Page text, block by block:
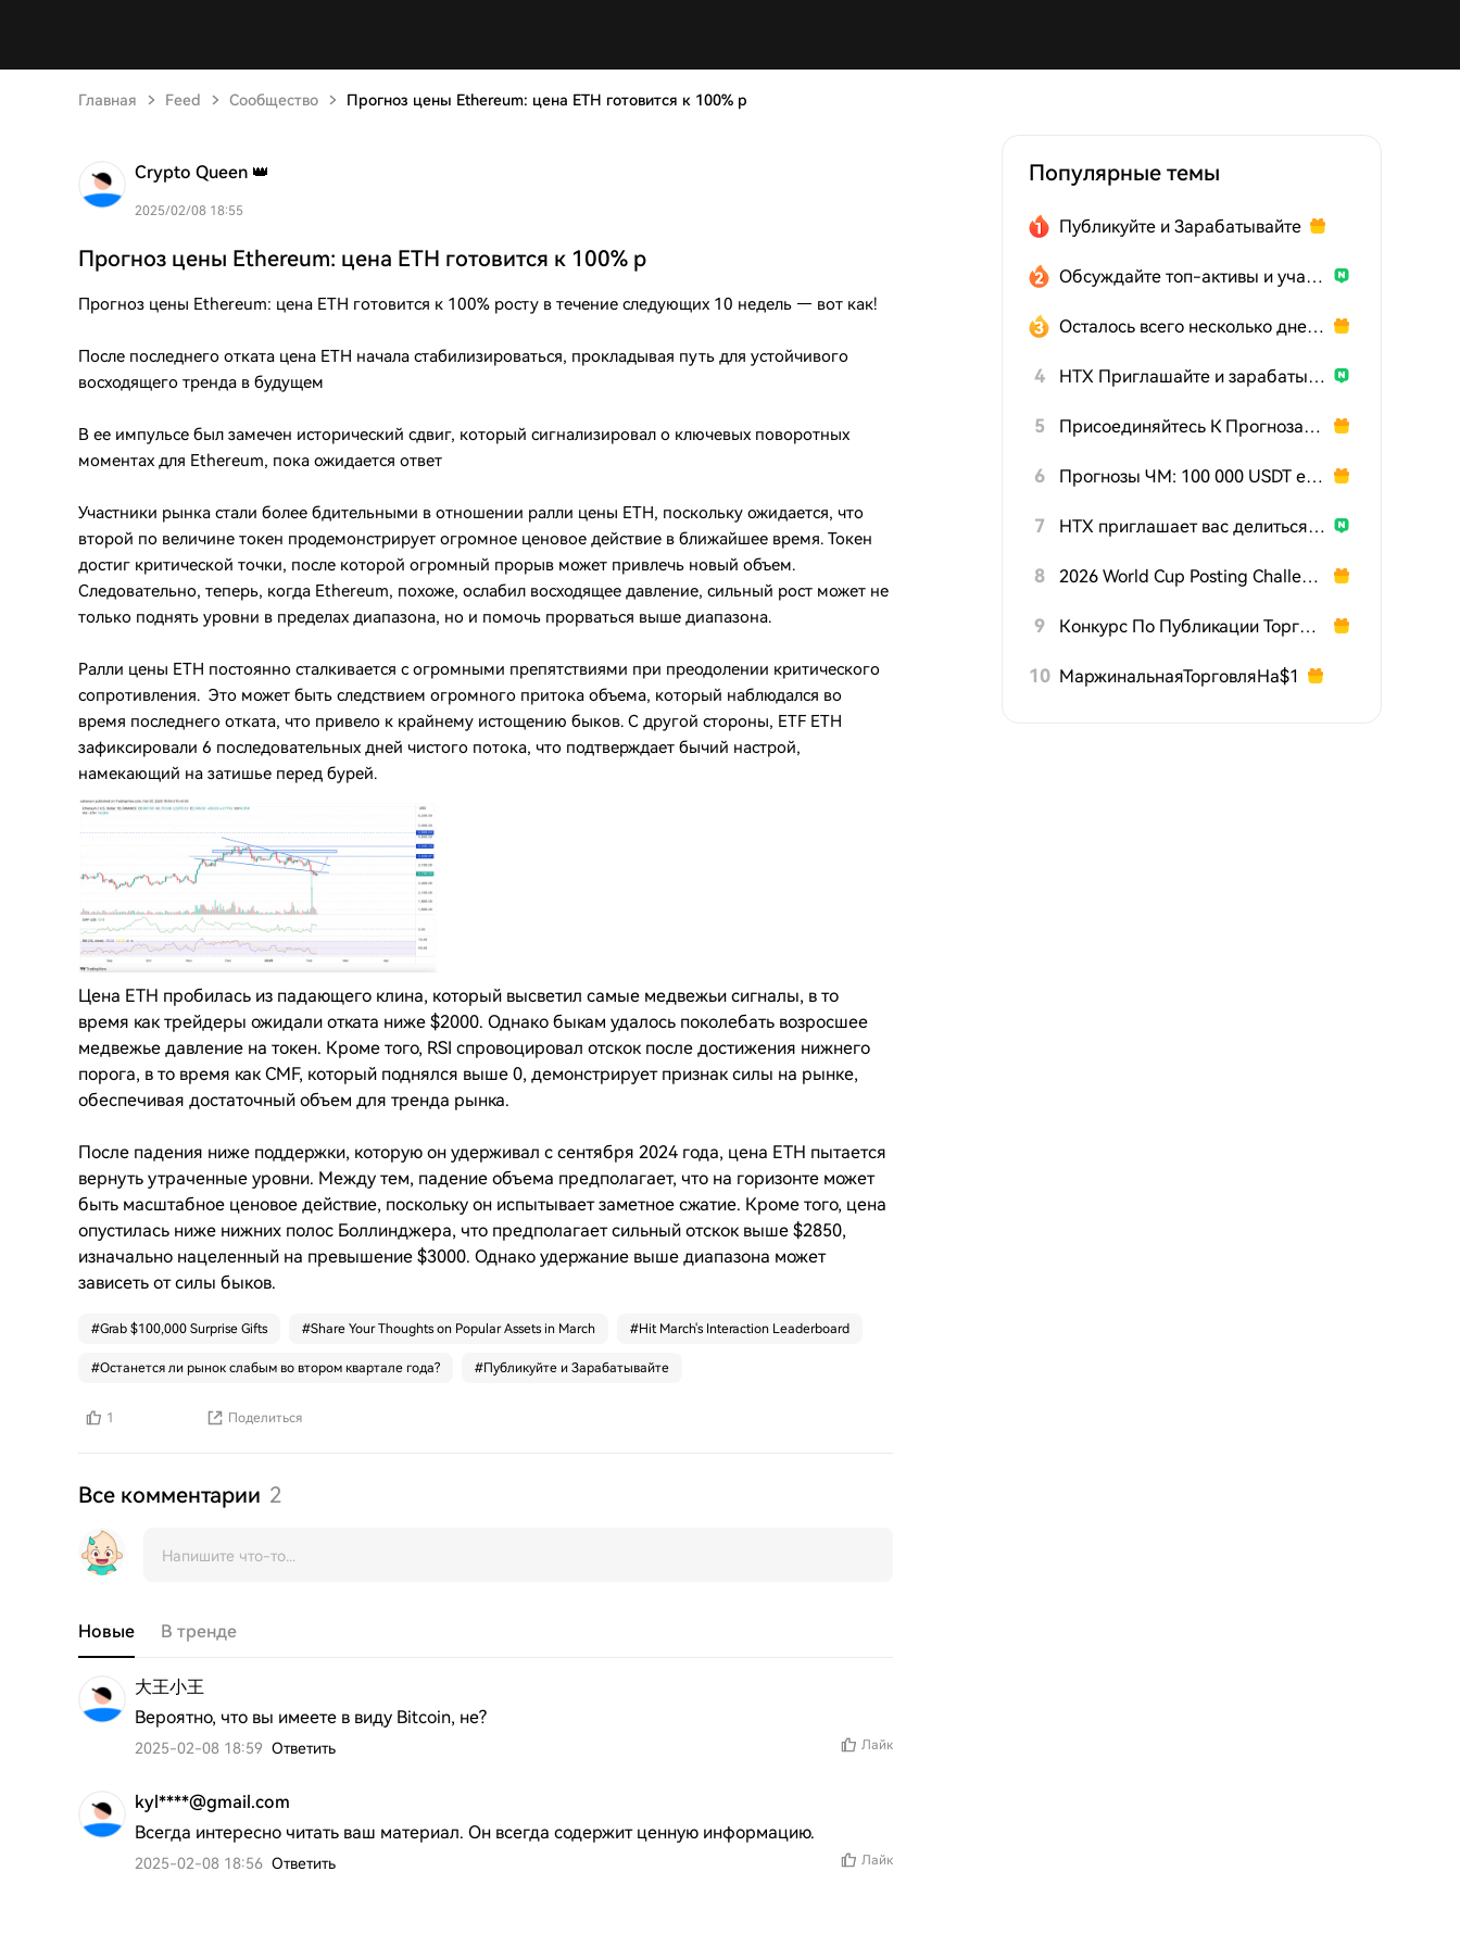
Главная Feed Сообщество Прогноз цены Ethereum: цена ETH готовится к 100% р
Crypto Queen 👑
2025/02/08 18:55
Прогноз цены Ethereum: цена ETH готовится к 100% р
Прогноз цены Ethereum: цена ETH готовится к 100% росту в течение следующих 10 недель — вот как!
После последнего отката цена ETH начала стабилизироваться, прокладывая путь для устойчивого
восходящего тренда в будущем
В ее импульсе был замечен исторический сдвиг, который сигнализировал о ключевых поворотных
моментах для Ethereum, пока ожидается ответ
Участники рынка стали более бдительными в отношении ралли цены ETH, поскольку ожидается, что
второй по величине токен продемонстрирует огромное ценовое действие в ближайшее время. Токен
достиг критической точки, после которой огромный прорыв может привлечь новый объем.
Следовательно, теперь, когда Ethereum, похоже, ослабил восходящее давление, сильный рост может не
только поднять уровни в пределах диапазона, но и помочь прорваться выше диапазона.
Ралли цены ETH постоянно сталкивается с огромными препятствиями при преодолении критического
сопротивления. Это может быть следствием огромного притока объема, который наблюдался во
время последнего отката, что привело к крайнему истощению быков. С другой стороны, ETF ETH
зафиксировали 6 последовательных дней чистого потока, что подтверждает бычий настрой,
намекающий на затишье перед бурей.
Цена ETH пробилась из падающего клина, который высветил самые медвежьи сигналы, в то
время как трейдеры ожидали отката ниже $2000. Однако быкам удалось поколебать возросшее
медвежье давление на токен. Кроме того, RSI спровоцировал отскок после достижения нижнего
порога, в то время как CMF, который поднялся выше 0, демонстрирует признак силы на рынке,
обеспечивая достаточный объем для тренда рынка.
После падения ниже поддержки, которую он удерживал с сентября 2024 года, цена ETH пытается
вернуть утраченные уровни. Между тем, падение объема предполагает, что на горизонте может
быть масштабное ценовое действие, поскольку он испытывает заметное сжатие. Кроме того, цена
опустилась ниже нижних полос Боллинджера, что предполагает сильный отскок выше $2850,
изначально нацеленный на превышение $3000. Однако удержание выше диапазона может
зависеть от силы быков.
#Grab $100,000 Surprise Gifts #Share Your Thoughts on Popular Assets in March #Hit March's Interaction Leaderboard
#Останется ли рынок слабым во втором квартале года? #Публикуйте и Зарабатывайте
1 Поделиться
Все комментарии 2
Новые В тренде
大王小王
Вероятно, что вы имеете в виду Bitcoin, не?
2025-02-08 18:59 Ответить Лайк
kyl****@gmail.com
Всегда интересно читать ваш материал. Он всегда содержит ценную информацию.
2025-02-08 18:56 Ответить Лайк
Популярные темы
Публикуйте и Зарабатывайте
Обсуждайте топ-активы и участвуйте в розыгрыше
Осталось всего несколько дней: действуйте сейчас!
4 HTX Приглашайте и зарабатывайте
5 Присоединяйтесь К Прогнозам На Чемпионат Мира
6 Прогнозы ЧМ: 100 000 USDT ежедневно
7 HTX приглашает вас делиться подарками на 600K USDT
8 2026 World Cup Posting Challenge
9 Конкурс По Публикации Торговых Стратегий TradFi
10 МаржинальнаяТорговляНа$1